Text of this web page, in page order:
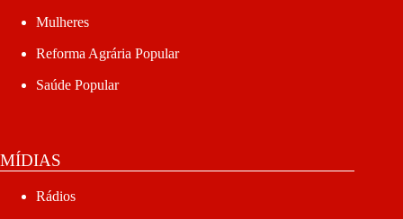
Mulheres
Reforma Agrária Popular
Saúde Popular
MÍDIAS
Rádios